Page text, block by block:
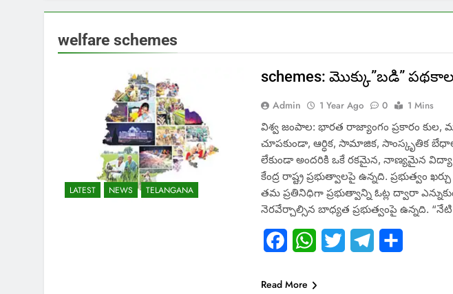
welfare schemes
LATEST NEWS TELANGANA
schemes: మొక్కు”బడి”
Admin 1 Year Ago 0
1 Mins
విశ్వ జంపాల: భారత రాజ్యాంగం ప్రకారం కుల,
చూపకుండా, ఆర్ధిక, సామాజిక, సాంస్కృతిక
లేకుండా అందరికి ఒకే రకమైన, నాణ్యమైన
కేంద్ర రాష్ట్ర ప్రభుత్వాలపై ఉన్నది. ప్రభుత్వం
తమ ప్రతినిధిగా ప్రభుత్వాన్ని ఓట్ల ద్వారా
నెరవేర్చాల్సిన బాధ్యత ప్రభుత్వంపై ఉన్నది.
FacebookWhatsApp
Twitter Telegram
Read More